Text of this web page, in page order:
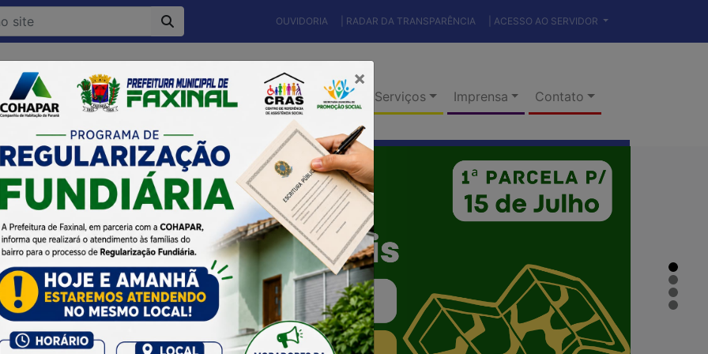
×
OUVIDORIA | RADAR DA TRANSPARÊNCIA | ACESSO AO SERVIDOR
Município Gestão Atual Secretarias Serviços Imprensa Contato